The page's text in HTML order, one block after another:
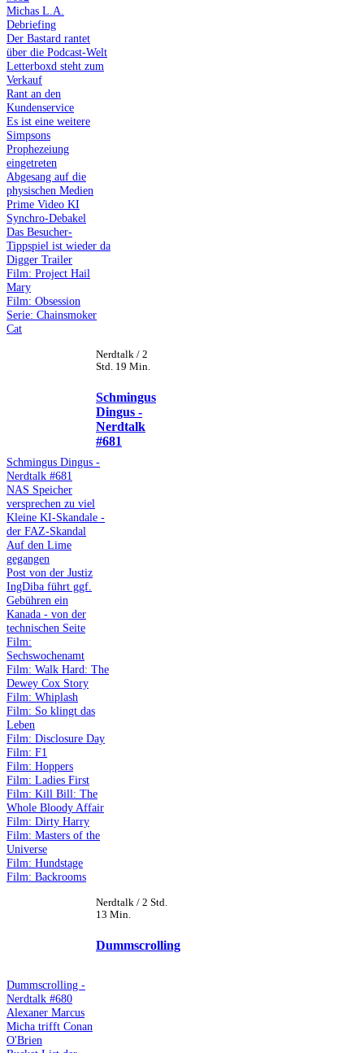
Michas L.A.
Debriefing
Der Bastard rantet
über die Podcast-Welt
Letterboxd steht zum
Verkauf
Rant an den
Kundenservice
Es ist eine weitere
Simpsons
Prophezeiung
eingetreten
Abgesang auf die
physischen Medien
Prime Video KI
Synchro-Debakel
Das Besucher-
Tippspiel ist wieder da
Digger Trailer
Film: Project Hail
Mary
Film: Obsession
Serie: Chainsmoker
Cat
Nerdtalk / 2
Std. 19 Min.
Schmingus
Dingus -
Nerdtalk
#681
Schmingus Dingus -
Nerdtalk #681
NAS Speicher
versprechen zu viel
Kleine KI-Skandale -
der FAZ-Skandal
Auf den Lime
gegangen
Post von der Justiz
IngDiba führt ggf.
Gebühren ein
Kanada - von der
technischen Seite
Film:
Sechswochenamt
Film: Walk Hard: The
Dewey Cox Story
Film: Whiplash
Film: So klingt das
Leben
Film: Disclosure Day
Film: F1
Film: Hoppers
Film: Ladies First
Film: Kill Bill: The
Whole Bloody Affair
Film: Dirty Harry
Film: Masters of the
Universe
Film: Hundstage
Film: Backrooms
Nerdtalk / 2 Std.
13 Min.
Dummscrolling
Dummscrolling -
Nerdtalk #680
Alexaner Marcus
Micha trifft Conan
O'Brien